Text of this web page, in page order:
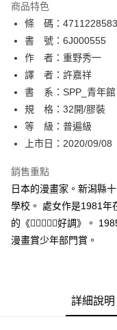
相關說明
【關於「AFTEE先享後付」
AFTEE先享後付是「在收
便利好安心！
１．簡單：不需註冊會員
２．便利：只要手機號碼，
３．安心：先確認商品／服
【「AFTEE先享後付」結帳
１．於結帳方式選擇「
結帳頁面，進行簡訊認證
２．訂單成立數日內，您
ATM／網路銀行／等多元方
※ 請注意：結帳手續完成
購買商品的店家。未經商
後付繳納相關費用。
※ 交易是否成功請以「
是否繳費成功／繳費後需取
易，需依本服務之必要範
ATM付款
運送方式
全家取貨付款
每筆NT$80，滿
付款後全家取貨
每筆NT$80，滿NT$500(
付款後萊爾富取貨
每筆NT$80，滿NT$500(
付款後7-11取貨
商品特色
條 碼：
書 號：6J000555
作 者：重野秀一
譯 者：許嘉祥
書 系：SPP_青年館
規 格：32開/膠裝
等 級：普遍級
上市日：2020/09/08
銷售重點
日本的漫畫家。新潟縣
學校。 處女作是1981年
的《好調》。
漫畫賞少年部門賞。
詳細說明